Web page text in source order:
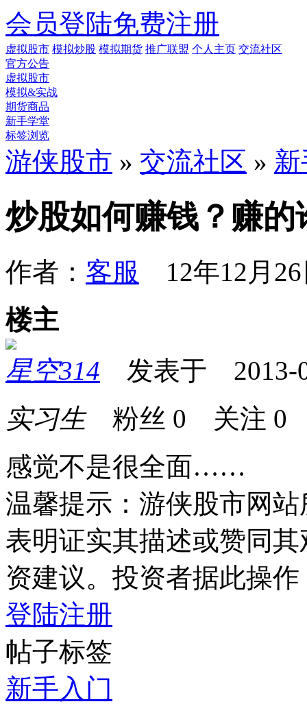
会员登陆免费注册
虚拟股市 模拟炒股 模拟期货 推广联盟 个人主页 交流社区
官方公告
虚拟股市
模拟&实战
期货商品
新手学堂
标签浏览
游侠股市 » 交流社区 »
炒股如何赚钱？赚的
作者： 客服 12年12月
楼主
星空314 发表于 2013-
实习生粉丝 0 关注 0
感觉不是很全面……
温馨提示：游侠股市网
表明证实其描述或赞同
资建议。投资者据此操
登陆注册
帖子标签
新手入门